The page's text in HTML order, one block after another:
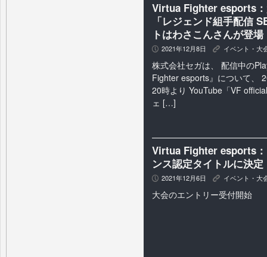
Virtua Fighter esports
「レジェンド組手配信
トはわさこんさんが登場
P 2021年12月8日 K イベント・大
株式会社セガは、 配信中の
Fighter esports』について、
20時より YouTube「VF
ェ […]
Virtua Fighter esports：
ンス認定タイトルに決定
P 2021年12月6日 K イベント・大
大会のエントリー受付開始